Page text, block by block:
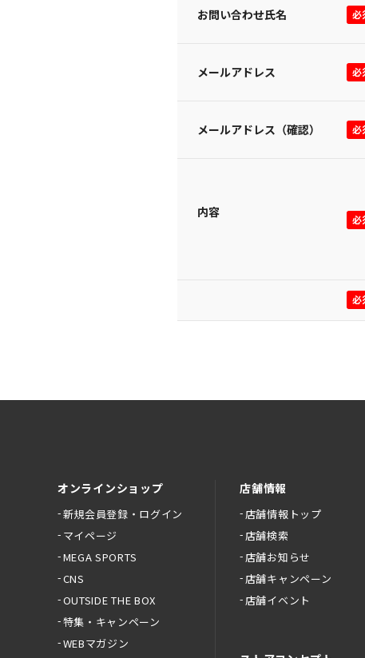
お問い合わせ氏名
メールアドレス
メールアドレス（確認）
内容
オンラインショップ
新規会員登録・ログイン
マイページ
MEGA SPORTS
CNS
OUTSIDE THE BOX
特集・キャンペーン
WEBマガジン
店舗情報
店舗情報トップ
店舗検索
店舗お知らせ
店舗キャンペーン
店舗イベント